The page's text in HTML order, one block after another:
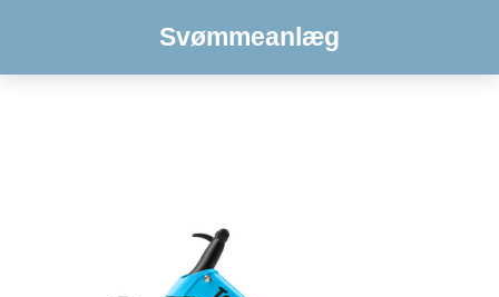
Svømmeanlæg